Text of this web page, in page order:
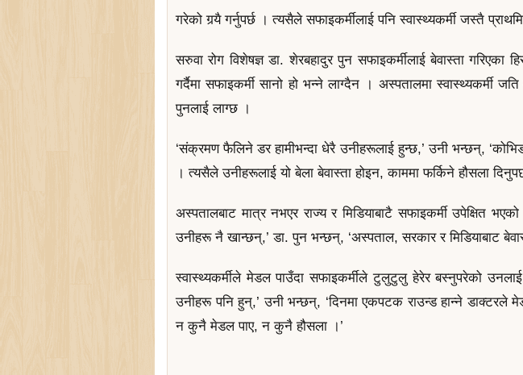
गरेको गर्‍यै गर्नुपर्छ । त्यसैले सफाइकर्मीलाई पनि स्वास्थ्यकर्मी जस्तै
सरुवा रोग विशेषज्ञ डा. शेरबहादुर पुन सफाइकर्मीलाई बेवास्ता
गर्दैमा सफाइकर्मी सानो हो भन्ने लाग्दैन । अस्पतालमा स्वास्थ्यकर्मी
पुनलाई लाग्छ ।
‘संक्रमण फैलिने डर हामीभन्दा धेरै उनीहरूलाई हुन्छ,’ उनी भन्छन्,
। त्यसैले उनीहरूलाई यो बेला बेवास्ता होइन, काममा फर्किने हौसला
अस्पतालबाट मात्र नभएर राज्य र मिडियाबाटै सफाइकर्मी उपेक्षित
उनीहरू नै खान्छन्,’ डा. पुन भन्छन्, ‘अस्पताल, सरकार र मिडियाबाट
स्वास्थ्यकर्मीले मेडल पाउँदा सफाइकर्मीले टुलुटुलु हेरेर बस्नुपरेको
उनीहरू पनि हुन्,’ उनी भन्छन्, ‘दिनमा एकपटक राउन्ड हान्ने डाक्टरले
न कुनै मेडल पाए, न कुनै हौसला ।’